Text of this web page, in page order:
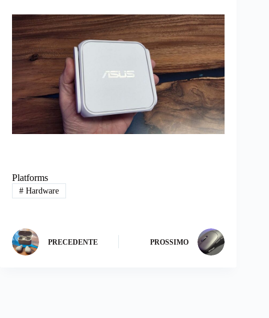
Platforms
#Hardware
PRECEDENTE PROSSIMO